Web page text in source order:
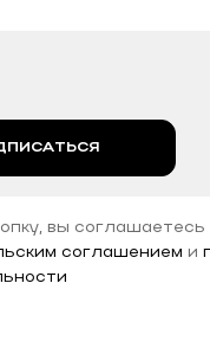
вы соглашаетесь
соглашением и